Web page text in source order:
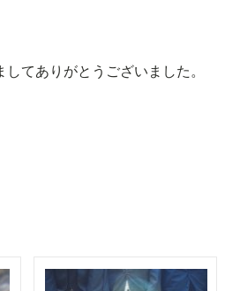
てありがとうございました。